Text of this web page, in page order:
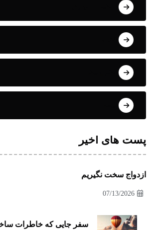
پست های اخیر
ازدواج سخت نگیریم
07/13/2026
سفر جایی که خاطرات